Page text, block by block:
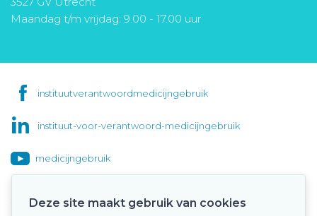
Maandag t/m vrijdag: 9.00 - 17.00 uur
instituutverantwoordmedicijngebruik
instituut-voor-verantwoord-medicijngebruik
medicijngebruik
Deze site maakt gebruik van cookies